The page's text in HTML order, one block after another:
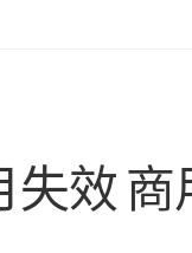
失效